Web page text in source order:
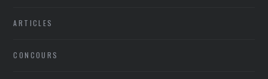
ARTICLES
CONCOURS